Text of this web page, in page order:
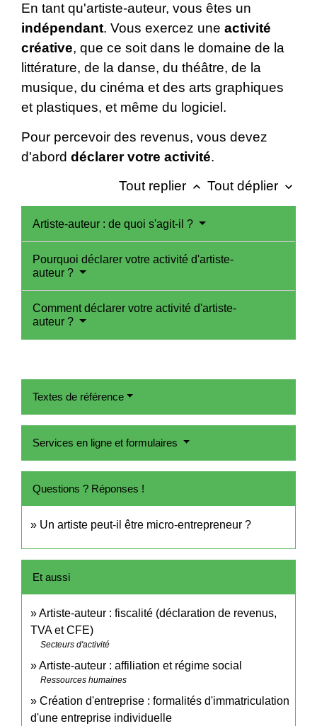
En tant qu'artiste-auteur, vous êtes un
indépendant. Vous exercez une activité
créative, que ce soit dans le domaine de la
littérature, de la danse, du théâtre, de la
musique, du cinéma et des arts graphiques
et plastiques, et même du logiciel.
Pour percevoir des revenus, vous devez
d'abord déclarer votre activité.
Tout replier keyboard_arrow_up Tout déplier keyboard_arrow_down
Artiste-auteur : de quoi s'agit-il ?
Pourquoi déclarer votre activité d'artiste-
auteur ?
Comment déclarer votre activité d'artiste-
auteur ?
Textes de référence
Services en ligne et formulaires
Questions ? Réponses !
Un artiste peut-il être micro-entrepreneur ?
Et aussi
Artiste-auteur : fiscalité (déclaration de revenus,
TVA et CFE)
Secteurs d'activité
Artiste-auteur : affiliation et régime social
Ressources humaines
Création d'entreprise : formalités d'immatriculation
d'une entreprise individuelle